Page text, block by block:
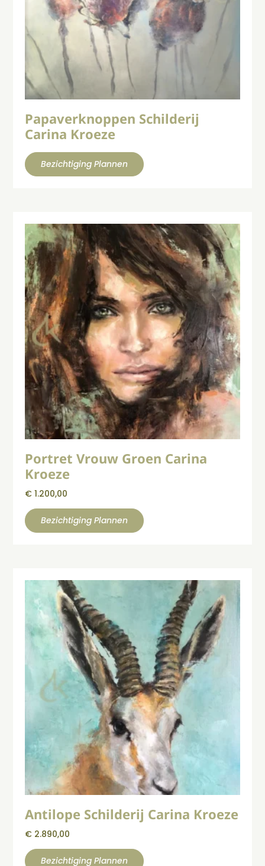
Papaverknoppen Schilderij
Carina Kroeze
Bezichtiging Plannen
Portret Vrouw Groen Carina
Kroeze
€ 1.200,00
Bezichtiging Plannen
Antilope Schilderij Carina Kroeze
€ 2.890,00
Bezichtiging Plannen